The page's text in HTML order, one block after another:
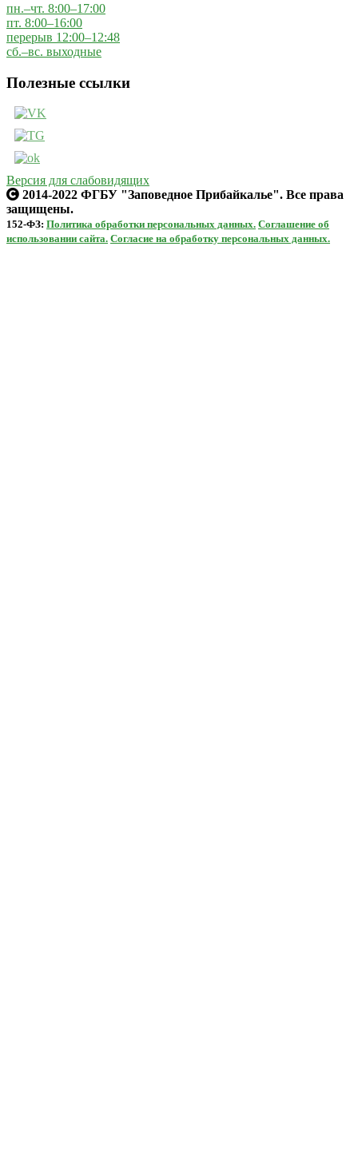
пн.–чт. 8:00–17:00
пт. 8:00–16:00
перерыв 12:00–12:48
сб.–вс. выходные
Полезные ссылки
Версия для слабовидящих
2014-2022 ФГБУ "Заповедное Прибайкалье". Все права
защищены.
152-ФЗ: Политика обработки персональных данных. Соглашение об
использовании сайта. Согласие на обработку персональных данных.